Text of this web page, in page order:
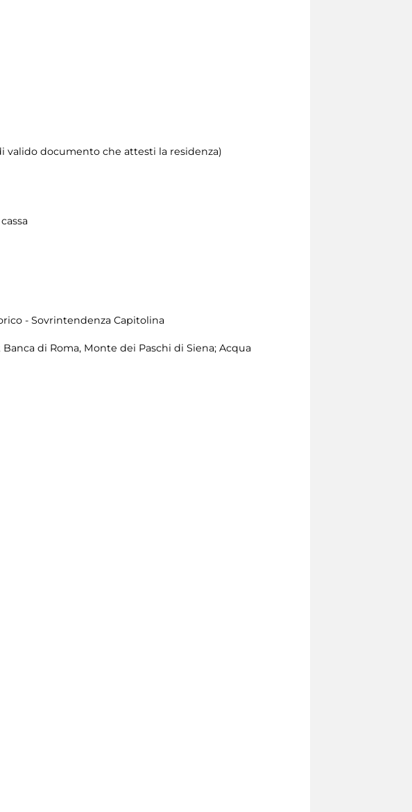
valido documento che attesti la residenza)
- Sovrintendenza Capitolina
di Roma, Monte dei Paschi di Siena; Acqua